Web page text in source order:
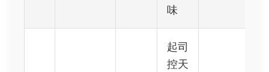
味
起司
控天